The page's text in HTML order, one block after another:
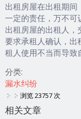
出租房屋在出租期
一定的责任，万不可
出租房屋的出租人
要求承租人确认，出
租人使用不当而导致
分类:
漏水纠纷
浏览 23757 次
相关文章